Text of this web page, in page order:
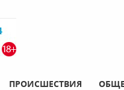
ПРОИСШЕСТВИЯ